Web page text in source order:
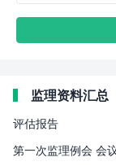
监理资料汇总
评估报告
第一次监理例会 会